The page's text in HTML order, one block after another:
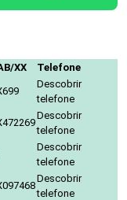
XX
Telefone
Descobrir
telefone
Descobrir
telefone
Descobrir
telefone
Descobrir
telefone